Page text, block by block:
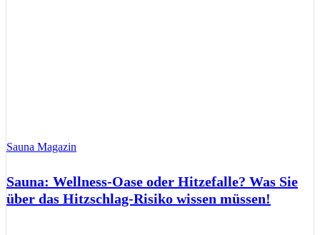
Sauna Magazin
Sauna: Wellness-Oase oder Hitzefalle? Was Sie
über das Hitzschlag-Risiko wissen müssen!